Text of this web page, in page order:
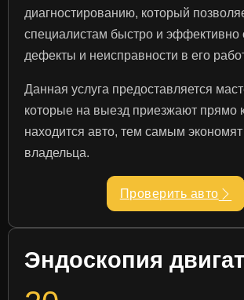
диагностированию, который
специалистам быстро и эффективно
дефекты и неисправности в его
Данная услуга предоставляется
которые на выезд приезжают прямо к
находится авто, тем самым
владельца.
Проверить авто
Эндоскопия